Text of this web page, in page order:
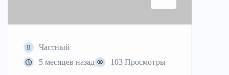
Частный
5 месяцев назад
103 Просмотры